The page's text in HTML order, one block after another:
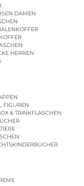
DAMEN
HERREN
FIGUREN
& TRINKFLASCHEN